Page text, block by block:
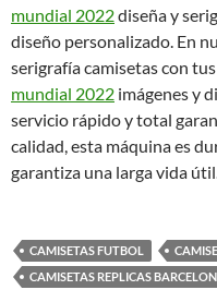
mundial 2022diseña y
diseño personalizado. En
serigrafía camisetas con
mundial 2022 imágenes y
servicio rápido y total
calidad, esta máquina es
garantiza una larga vida
CAMISETAS FUTBOL
CAMISETAS REPLICAS